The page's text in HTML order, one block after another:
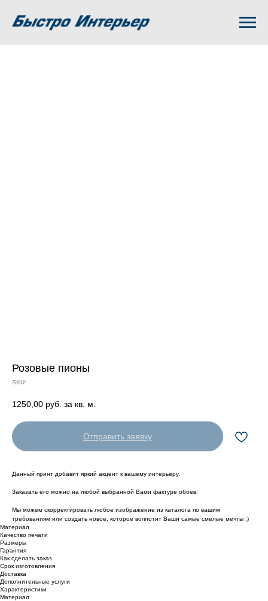
Розовые пионы
SKU:
1250,00 руб. за кв. м.
Отправить заявку
Данный принт добавит яркий акцент к вашему интерьеру.
Заказать его можно на любой выбранной Вами фактуре обоев.
Мы можем скорректировать любое изображение из каталога по вашим
требованиям или создать новое, которое воплотит Ваши самые смелые мечты :)
Материал
Качество печати
Размеры
Гарантия
Как сделать заказ
Срок изготовления
Доставка
Дополнительные услуги
Характеристики
Материал